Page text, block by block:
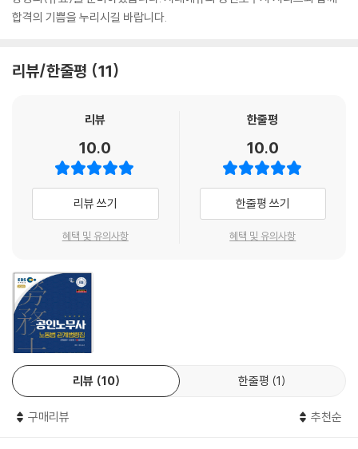
합격의 기쁨을 누리시길 바랍니다.
리뷰/한줄평 11
리뷰
10.0
리뷰 쓰기
혜택 및 유의사항
한줄평
10.0
한줄평 쓰기
혜택 및 유의사항
리뷰 10 한줄평 1
구매리뷰 추천순